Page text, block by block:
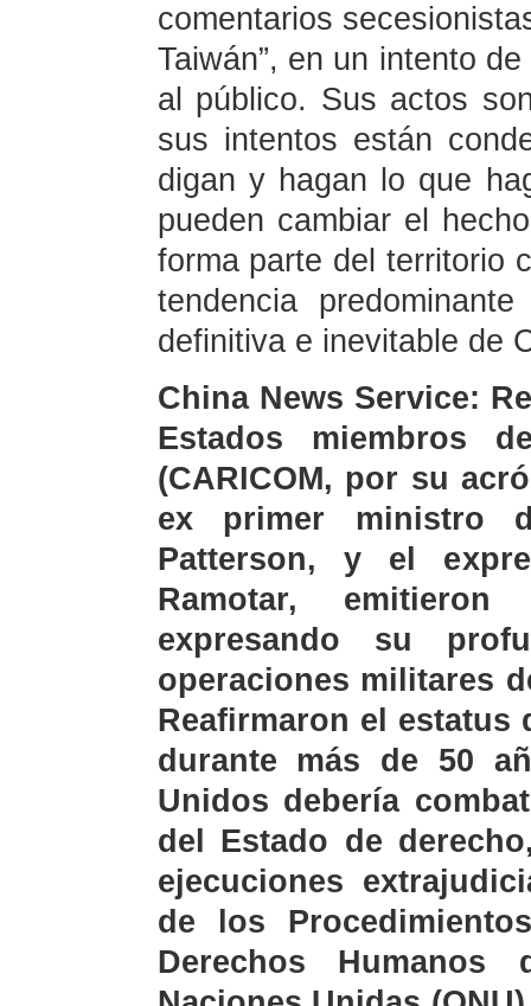
comentarios
Taiwán”, en un intento
al público. Sus actos
sus intentos están
digan y hagan lo que
pueden cambiar el
forma parte del territorio
tendencia
definitiva e inevitable de
China News Service:
Estados miembros
(CARICOM, por su
ex primer ministro
Patterson, y el
Ramotar,
expresando su
operaciones militares
Reafirmaron el estatus
durante más de 50
Unidos debería
del Estado de
ejecuciones
de los
Derechos